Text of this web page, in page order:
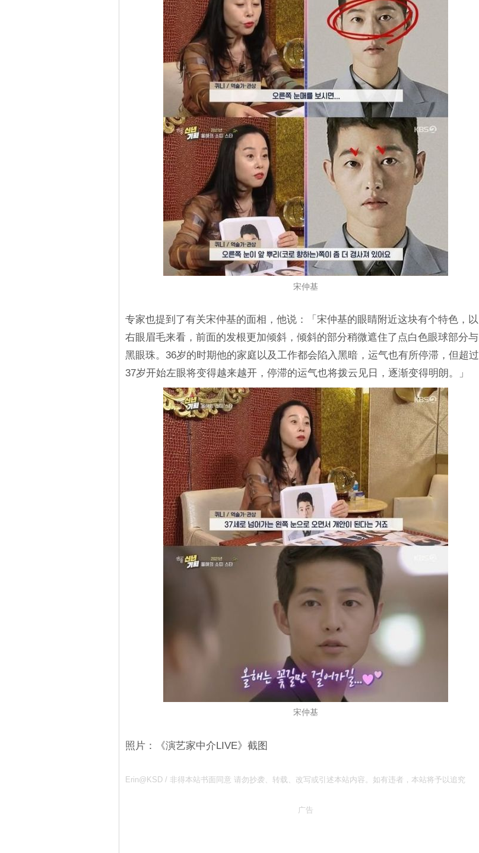
宋仲基
专家也提到了有关宋仲基的面相，他说：「宋仲基的眼睛附近这块有个特色，以
右眼眉毛来看，前面的发根更加倾斜，倾斜的部分稍微遮住了点白色眼球部分与
黑眼珠。36岁的时期他的家庭以及工作都会陷入黑暗，运气也有所停滞，但超过
37岁开始左眼将变得越来越开，停滞的运气也将拨云见日，逐渐变得明朗。」
宋仲基
照片：《演艺家中介LIVE》截图
Erin@KSD / 非得本站书面同意 请勿抄袭、转载、改写或引述本站内容。如有违者，本站将予以追究
广告